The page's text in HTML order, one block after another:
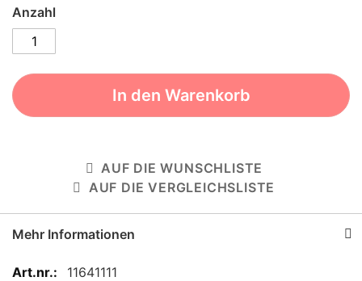
Anzahl
In den Warenkorb
AUF DIE WUNSCHLISTE
AUF DIE VERGLEICHSLISTE
Mehr Informationen
Mehr
11641111